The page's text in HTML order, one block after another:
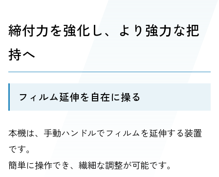
締付力を強化し、より強力な把
持へ
フィルム延伸を自在に操る
本機は、手動ハンドルでフィルムを延伸する装置
です。
簡単に操作でき、繊細な調整が可能です。